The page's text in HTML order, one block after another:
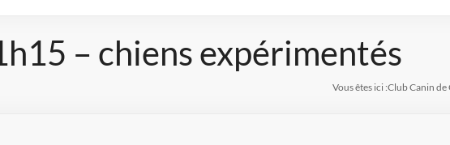
– chiens expérimentés
Vous êtes ici :Club Canin de